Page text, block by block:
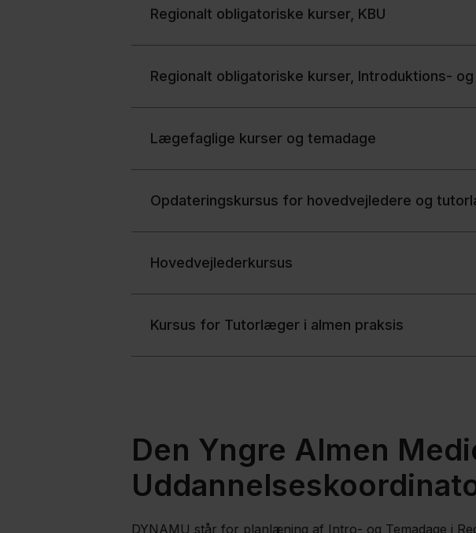
​Regionalt obligatoriske kurser, KBU
Regionalt obligatoriske kurser, Introduktions-
Lægefaglige kurser og temadage
Opdateringskursus for hovedvejledere og
Hovedvejlederkursus
Kursus for Tutorlæger i almen praksis
Den Yngre Almen
DYNAMU står for planlæning af Intro- og Temadage i